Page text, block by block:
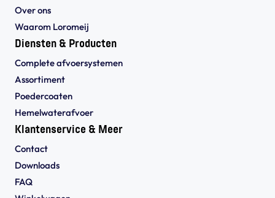
Over ons
Waarom Loromeij
Diensten & Producten
Complete afvoersystemen
Assortiment
Poedercoaten
Hemelwaterafvoer
Klantenservice & Meer
Contact
Downloads
FAQ